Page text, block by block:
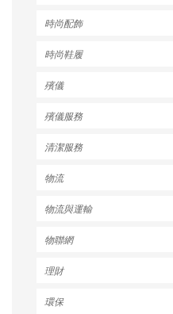
時尚配飾
時尚鞋履
殯儀
殯儀服務
清潔服務
物流
物流與運輸
物聯網
理財
環保